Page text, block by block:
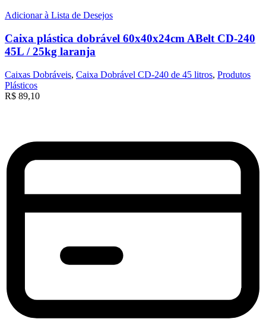
Adicionar à Lista de Desejos
Caixa plástica dobrável 60x40x24cm ABelt CD-240
45L / 25kg laranja
Caixas Dobráveis, Caixa Dobrável CD-240 de 45 litros, Produtos
Plásticos
R$ 89,10